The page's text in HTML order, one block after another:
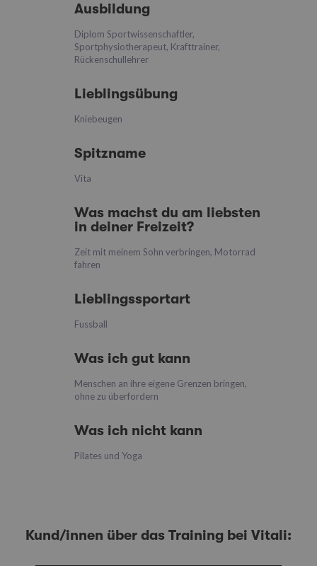
Ausbildung
Diplom Sportwissenschaftler,
Sportphysiotherapeut, Krafttrainer,
Rückenschullehrer
Lieblingsübung
Kniebeugen
Spitzname
Vita
Was machst du am liebsten
in deiner Freizeit?
Zeit mit meinem Sohn verbringen, Motorrad
fahren
Lieblingssportart
Fussball
Was ich gut kann
Menschen an ihre eigene Grenzen bringen,
ohne zu überfordern
Was ich nicht kann
Pilates und Yoga
Kund/innen über das Training bei Vitali: